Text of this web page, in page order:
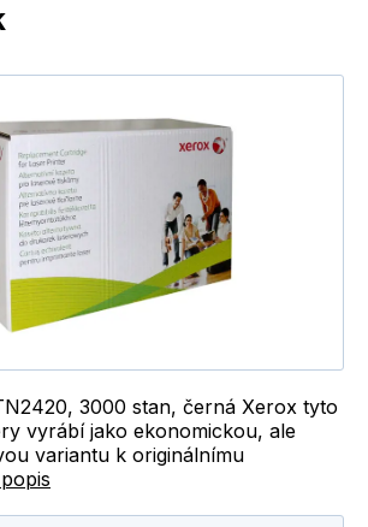
3000 stan, černá Xerox tyto
vyrábí jako ekonomickou, ale
variantu k originálnímu